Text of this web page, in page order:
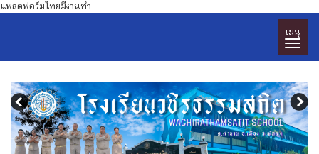
แพลตฟอร์มไทยมีงานทำ
เมนู